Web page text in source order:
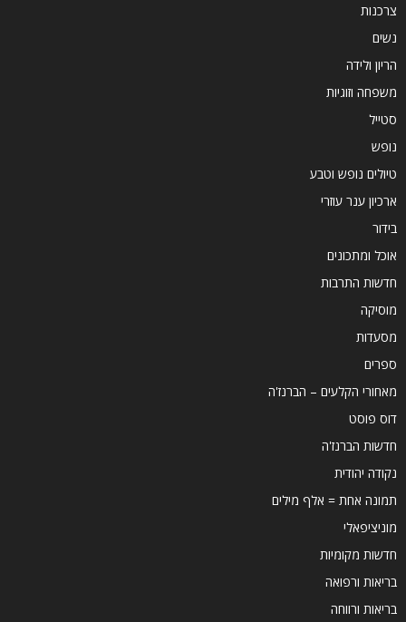
צרכנות
נשים
הריון ולידה
משפחה וזוגיות
סטייל
נופש
טיולים נופש וטבע
ארכיון ענר עוזרי
בידור
אוכל ומתכונים
חדשות התרבות
מוסיקה
מסעדות
ספרים
מאחורי הקלעים – הברנז'ה
דוס פוסט
חדשות הברנז'ה
נקודה יהודית
תמונה אחת = אלף מילים
מוניציפאלי
חדשות מקומיות
בריאות ורפואה
בריאות ורווחה